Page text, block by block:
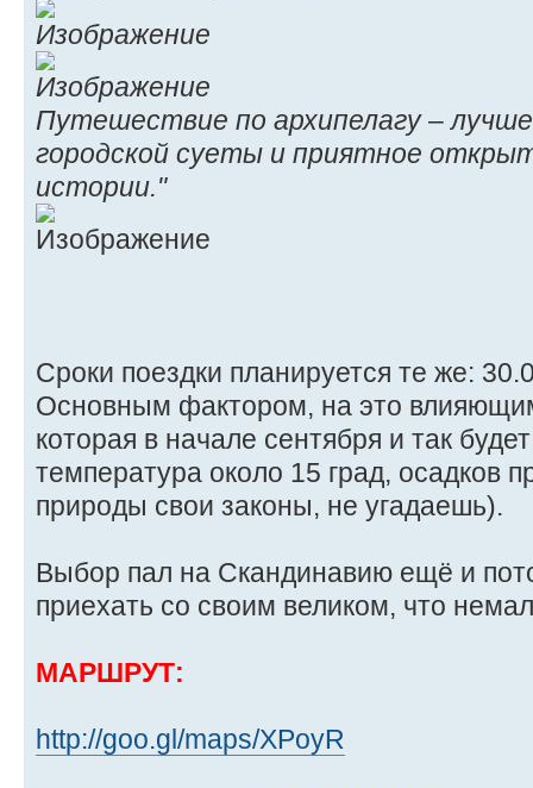
Путешествие по архипелагу –
городской суеты и приятное
истории."
Сроки поездки планируется те же:
Основным фактором, на это
которая в начале сентября и так
температура около 15 град, осадков
природы свои законы, не угадаешь).
Выбор пал на Скандинавию ещё и
приехать со своим великом, что
МАРШРУТ:
http://goo.gl/maps/XPoyR